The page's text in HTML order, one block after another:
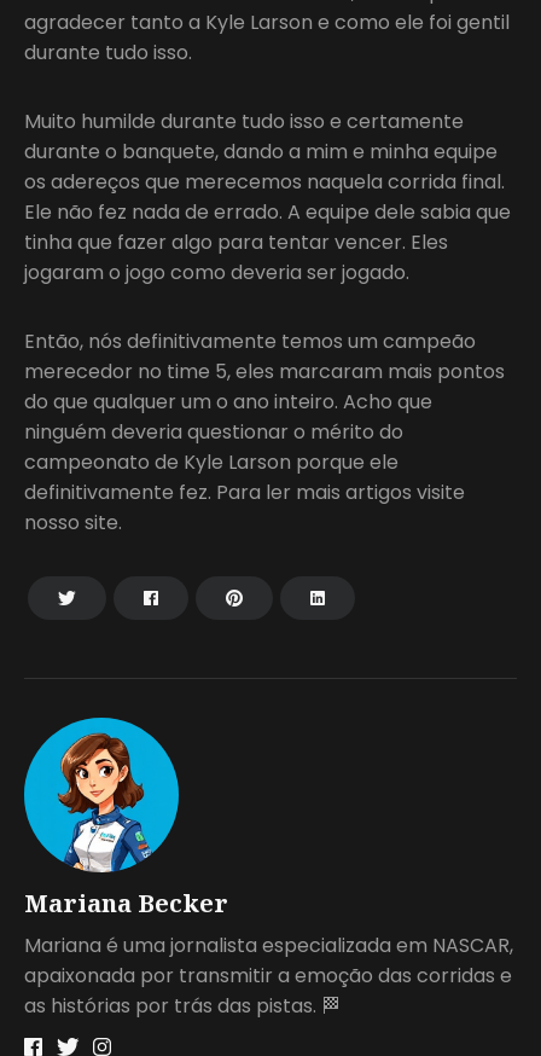
Mariana Becker
Mariana é uma jornalista especializada em NASCAR,
apaixonada por transmitir a emoção das corridas e
as histórias por trás das pistas. 🏁
agradecer tanto a Kyle Larson e como ele foi gentil
durante tudo isso.
Muito humilde durante tudo isso e certamente
durante o banquete, dando a mim e minha equipe
os adereços que merecemos naquela corrida final.
Ele não fez nada de errado. A equipe dele sabia que
tinha que fazer algo para tentar vencer. Eles
jogaram o jogo como deveria ser jogado.
Então, nós definitivamente temos um campeão
merecedor no time 5, eles marcaram mais pontos
do que qualquer um o ano inteiro. Acho que
ninguém deveria questionar o mérito do
campeonato de Kyle Larson porque ele
definitivamente fez. Para ler mais artigos visite
nosso site.